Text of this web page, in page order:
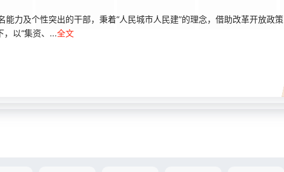
及个性突出的干部，秉着“人民城市人民建”的理念，借助改革开放政策
以“集资、...全文